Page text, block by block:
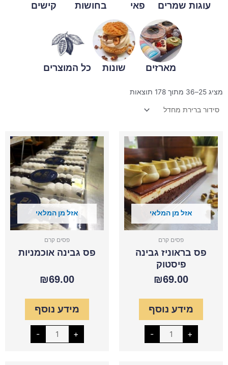
עוגות שמרים פאי בחושות קישים
מארזים שונות כל המוצרים
מציג 25–36 מתוך 178 תוצאות
אזל מן המלאי
פסים קרם
פס בראוניז גבינה
פיסטוק
₪69.00
מידע נוסף
-
בראוניז
גבינה
פיסטוק
+
אזל מן המלאי
פסים קרם
פס גבינה אוכמניות
₪69.00
מידע נוסף
-
של
פס
גבינה
אוכמניות
+